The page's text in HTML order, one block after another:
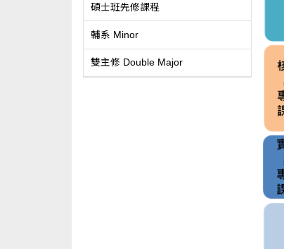
碩士班先修課程
輔系 Minor
雙主修 Double Major